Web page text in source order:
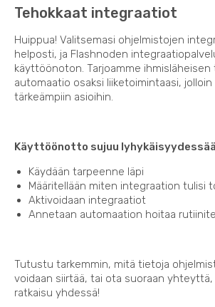
Tehokkaat integraatiot
Huippua! Valitsemasi ohjelmistojen
helposti, ja Flashnoden
käyttöönoton. Tarjoamme ihmisläheisen
automaatio osaksi liiketoimintaasi,
tärkeämpiin asioihin.
Käyttöönotto sujuu
Käydään tarpeenne läpi
Määritellään miten integraation tulisi
Aktivoidaan integraatiot
Annetaan automaation hoitaa
Tutustu tarkemmin, mitä tietoja
voidaan siirtää, tai ota suoraan
ratkaisu yhdessä!